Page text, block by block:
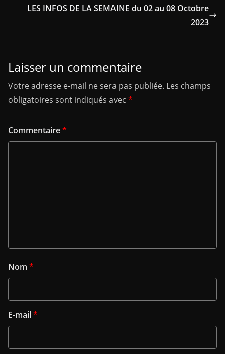
LES INFOS DE LA SEMAINE du 02 au 08 Octobre
2023
Laisser un commentaire
Votre adresse e-mail ne sera pas publiée. Les champs
obligatoires sont indiqués avec *
Commentaire*
Nom *
E-mail*